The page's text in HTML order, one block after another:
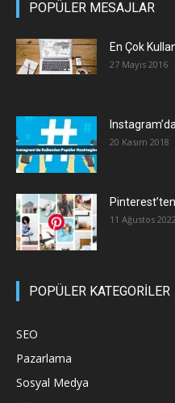
POPÜLER MESAJLAR
En Çok
27 Mayıs 2016
20 Kasım 2018
Pinterest’ten
11 Ağustos 2022
POPÜLER KATEGORİLER
SEO
Pazarlama
Sosyal Medya